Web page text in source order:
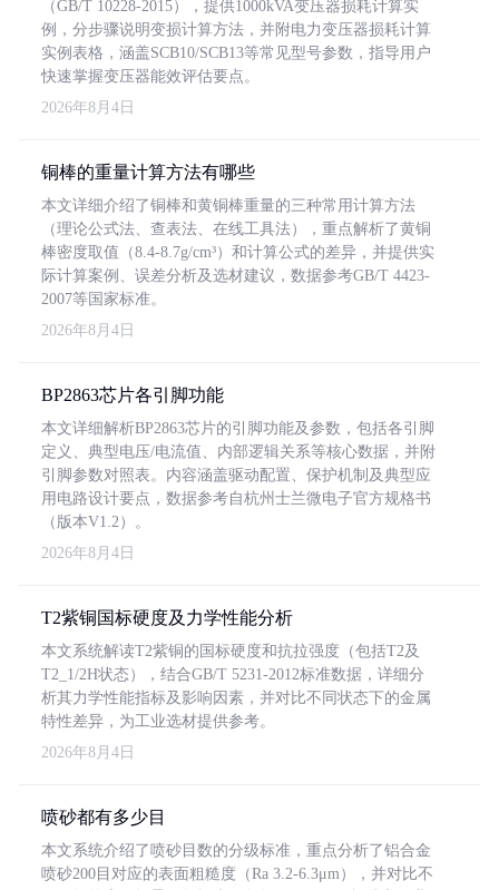
（GB/T 10228-2015），提供1000kVA变压器损耗计算实
例，分步骤说明变损计算方法，并附电力变压器损耗计算
实例表格，涵盖SCB10/SCB13等常见型号参数，指导用户
快速掌握变压器能效评估要点。
2026年8月4日
铜棒的重量计算方法有哪些
本文详细介绍了铜棒和黄铜棒重量的三种常用计算方法
（理论公式法、查表法、在线工具法），重点解析了黄铜
棒密度取值（8.4-8.7g/cm³）和计算公式的差异，并提供实
际计算案例、误差分析及选材建议，数据参考GB/T 4423-
2007等国家标准。
2026年8月4日
BP2863芯片各引脚功能
本文详细解析BP2863芯片的引脚功能及参数，包括各引脚
定义、典型电压/电流值、内部逻辑关系等核心数据，并附
引脚参数对照表。内容涵盖驱动配置、保护机制及典型应
用电路设计要点，数据参考自杭州士兰微电子官方规格书
（版本V1.2）。
2026年8月4日
T2紫铜国标硬度及力学性能分析
本文系统解读T2紫铜的国标硬度和抗拉强度（包括T2及
T2_1/2H状态），结合GB/T 5231-2012标准数据，详细分
析其力学性能指标及影响因素，并对比不同状态下的金属
特性差异，为工业选材提供参考。
2026年8月4日
喷砂都有多少目
本文系统介绍了喷砂目数的分级标准，重点分析了铝合金
喷砂200目对应的表面粗糙度（Ra 3.2-6.3μm），并对比不